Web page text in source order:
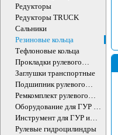
Редукторы
Редукторы TRUCK
Сальники
Резиновые кольца
Тефлоновые кольца
Прокладки рулевого
редуктора
Заглушки транспортные
Подшипник рулевого
агрегата
Ремкомплект рулевого
редуктора
Оборудование для ГУР и
ЭУР
Инструмент для ГУР и
ЭУР
Рулевые гидроцилиндры